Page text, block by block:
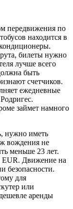
передвижения по
находится в
билеты нужно
лучше всего
быть
счетчиков.
ежедневные
займет намного
нужно иметь
вождения не
меньше 23 лет.
EUR. Движение на
безопасности.
для
или
аренды